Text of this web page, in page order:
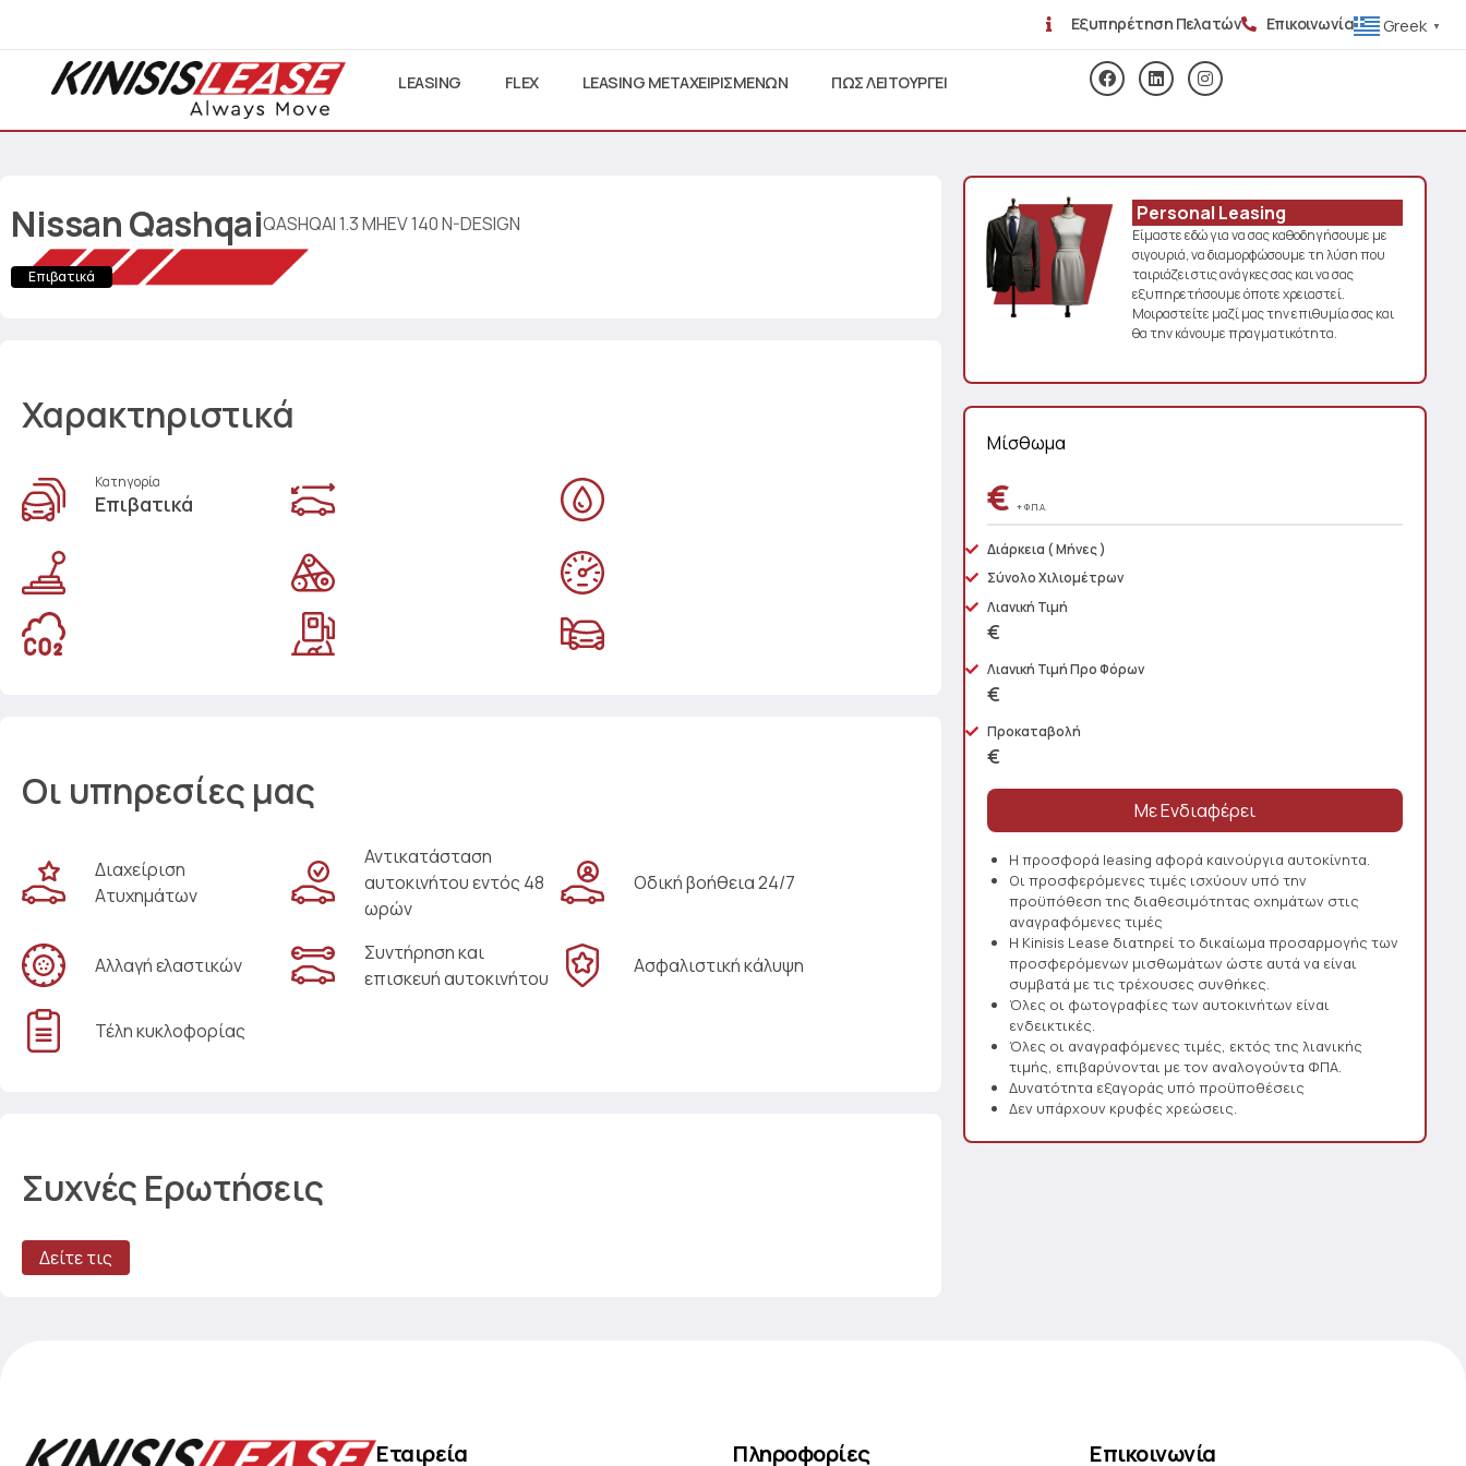
Εξυπηρέτηση Πελατών Επικοινωνία Greek ▼
LEASING FLEX LEASING ΜΕΤΑΧΕΙΡΙΣΜΕΝΩΝ ΠΩΣ ΛΕΙΤΟΥΡΓΕΙ
NissanQashqaiQASHQAI 1.3 MHEV 140 N-DESIGN
Επιβατικά
Χαρακτηριστικά
Κατηγορία
Επιβατικά
Οι υπηρεσίες μας
Διαχείριση
Ατυχημάτων
Αντικατάσταση
αυτοκινήτου εντός 48
ωρών
Οδική βοήθεια 24/7
Αλλαγή ελαστικών
Συντήρηση και
επισκευή αυτοκινήτου
Ασφαλιστική κάλυψη
Τέλη κυκλοφορίας
Συχνές Ερωτήσεις
Δείτε τις
Personal Leasing
Είμαστε εδώ για να σας καθοδηγήσουμε με
σιγουριά, να διαμορφώσουμε τη λύση που
ταιριάζει στις ανάγκες σας και να σας
εξυπηρετήσουμε όποτε χρειαστεί.
Μοιραστείτε μαζί μας την επιθυμία σας και
θα την κάνουμε πραγματικότητα.
Μίσθωμα
€+ Φ.Π.Α.
Διάρκεια ( Μήνες )
Σύνολο Χιλιομέτρων
Λιανική Τιμή
€
Λιανική Τιμή Προ Φόρων
€
Προκαταβολή
€
Η προσφορά leasing αφορά καινούργια αυτοκίνητα.
Οι προσφερόμενες τιμές ισχύουν υπό την
προϋπόθεση της διαθεσιμότητας οχημάτων στις
αναγραφόμενες τιμές
Η Kinisis Lease διατηρεί το δικαίωμα προσαρμογής των
προσφερόμενων μισθωμάτων ώστε αυτά να είναι
συμβατά με τις τρέχουσες συνθήκες.
Όλες οι φωτογραφίες των αυτοκινήτων είναι
ενδεικτικές.
Όλες οι αναγραφόμενες τιμές, εκτός της λιανικής
τιμής, επιβαρύνονται με τον αναλογούντα ΦΠΑ.
Δυνατότητα εξαγοράς υπό προϋποθέσεις
Δεν υπάρχουν κρυφές χρεώσεις.
Εταιρεία Πληροφορίες Επικοινωνία